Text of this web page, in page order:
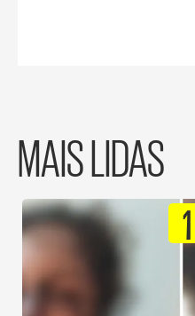
MAIS LIDAS
1